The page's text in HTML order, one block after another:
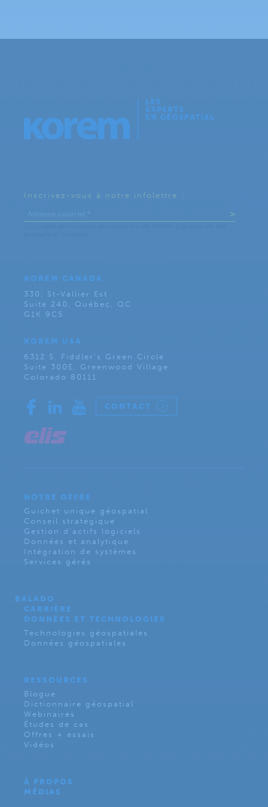
Inscrivez-vous à notre infolettre :
KOREM CANADA
330, St-Vallier Est
Suite 240, Québec, QC
G1K 9C5
KOREM USA
6312 S. Fiddler’s Green Circle
Suite 300E, Greenwood Village
Colorado 80111
CONTACT
NOTRE OFFRE
Guichet unique géospatial
Conseil stratégique
Gestion d’actifs logiciels
Données et analytique
Intégration de systèmes
Services gérés
BALADO
CARRIÈRE
DONNÉES ET TECHNOLOGIES
Technologies géospatiales
Données géospatiales
RESSOURCES
Blogue
Dictionnaire géospatial
Webinaires
Études de cas
Offres + essais
Vidéos
À PROPOS
MÉDIAS